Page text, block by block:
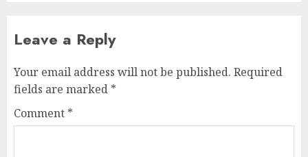
Leave a Reply
Your email address will not be published. Required
fields are marked *
Comment *